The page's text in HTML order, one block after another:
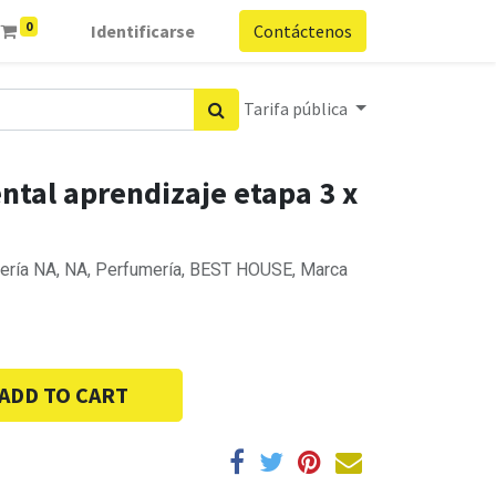
0 Identificarse Contáctenos
Tarifa pública
aprendizaje etapa 3 x
NA, NA, Perfumería, BEST HOUSE, Marca
TO CART